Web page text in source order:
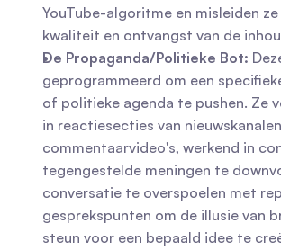
YouTube-algoritme en misleiden
kwaliteit en ontvangst van de
De Propaganda/Politieke Bot:
geprogrammeerd om een
of politieke agenda te pushen. Ze
in reactiesecties van
commentaarvideo's, werkend in
tegengestelde meningen te
conversatie te overspoelen met
gesprekspunten om de illusie van
steun voor een bepaald idee te